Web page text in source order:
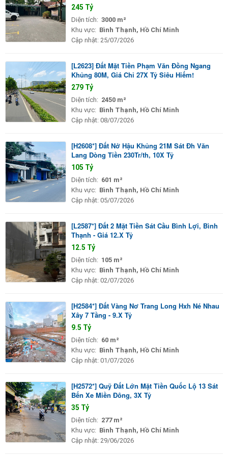
245 Tỷ
Diện tích: 3000 m²
Khu vực: Bình Thạnh, Hồ Chí Minh
Cập nhật: 25/07/2026
[L2623] Đất Mặt Tiền Phạm Văn Đồng Ngang
Khủng 80M, Giá Chỉ 27X Tỷ Siêu Hiếm!
279 Tỷ
Diện tích: 2450 m²
Khu vực: Bình Thạnh, Hồ Chí Minh
Cập nhật: 08/07/2026
[H2608*] Đất Nở Hậu Khủng 21M Sát Đh Văn
Lang Dòng Tiền 230Tr/th, 10X Tỷ
105 Tỷ
Diện tích: 601 m²
Khu vực: Bình Thạnh, Hồ Chí Minh
Cập nhật: 05/07/2026
[L2587*] Đất 2 Mặt Tiền Sát Cầu Bình Lợi, Bình
Thạnh - Giá 12.X Tỷ
12.5 Tỷ
Diện tích: 105 m²
Khu vực: Bình Thạnh, Hồ Chí Minh
Cập nhật: 02/07/2026
[H2584*] Đất Vàng Nơ Trang Long Hxh Né Nhau
Xây 7 Tầng - 9.X Tỷ
9.5 Tỷ
Diện tích: 60 m²
Khu vực: Bình Thạnh, Hồ Chí Minh
Cập nhật: 01/07/2026
[H2572*] Quỹ Đất Lớn Mặt Tiền Quốc Lộ 13 Sát
Bến Xe Miền Đông, 3X Tỷ
35 Tỷ
Diện tích: 277 m²
Khu vực: Bình Thạnh, Hồ Chí Minh
Cập nhật: 29/06/2026